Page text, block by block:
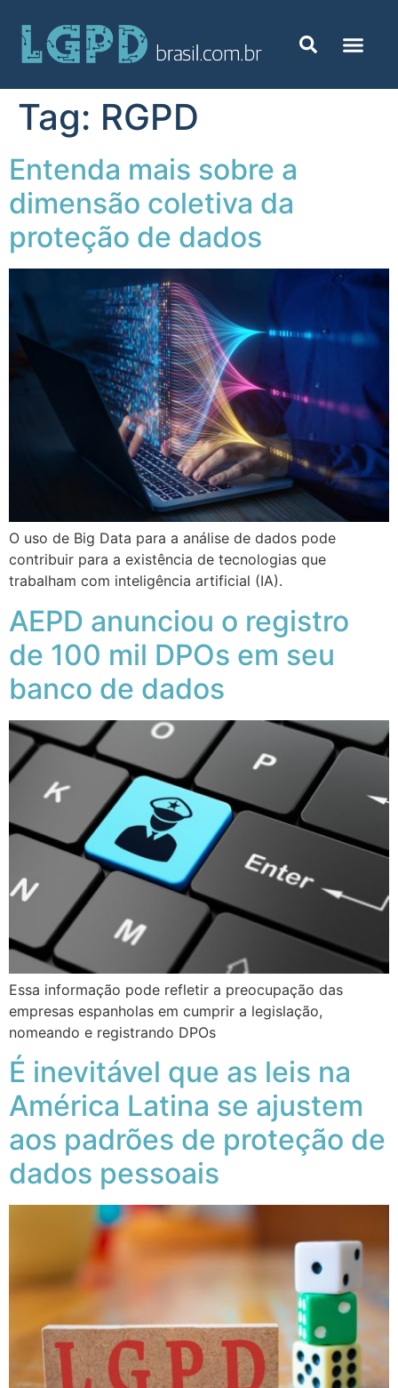
Tag: RGPD
Entenda mais sobre a
dimensão coletiva da
proteção de dados
O uso de Big Data para a análise de dados pode
contribuir para a existência de tecnologias que
trabalham com inteligência artificial (IA).
AEPD anunciou o registro
de 100 mil DPOs em seu
banco de dados
Essa informação pode refletir a preocupação das
empresas espanholas em cumprir a legislação,
nomeando e registrando DPOs
É inevitável que as leis na
América Latina se ajustem
aos padrões de proteção de
dados pessoais